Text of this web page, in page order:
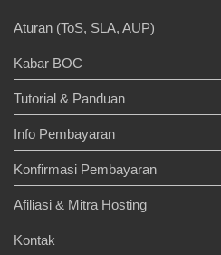
Aturan (ToS, SLA, AUP)
Kabar BOC
Tutorial & Panduan
Info Pembayaran
Konfirmasi Pembayaran
Afiliasi & Mitra Hosting
Kontak